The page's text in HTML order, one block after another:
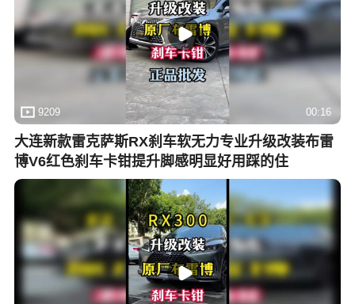
9209 00:16
大连新款雷克萨斯RX刹车软无力专业升级改装布雷
博V6红色刹车卡钳提升脚感明显好用踩的住